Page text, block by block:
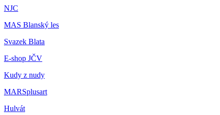
NJC
MAS Blanský les
Svazek Blata
E-shop JČV
Kudy z nudy
MARSplusart
Hulvát